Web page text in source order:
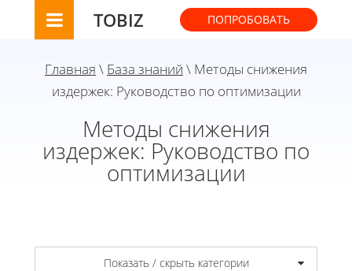
TOBIZ ПОПРОБОВАТЬ
Главная \ База знаний \ Методы снижения
издержек: Руководство по оптимизации
Методы снижения
издержек: Руководство по
оптимизации
Показать / скрыть категории